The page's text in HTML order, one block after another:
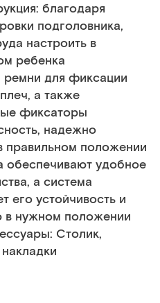
благодаря
подголовника,
настроить в
ребенка
для фиксации
а также
фиксаторы
надежно
правильном положении
обеспечивают удобное
а система
его устойчивость и
нужном положении
Столик,